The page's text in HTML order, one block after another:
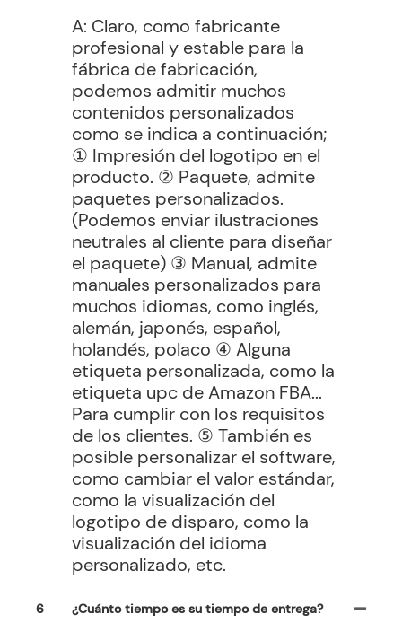
A: Claro, como fabricante
profesional y estable para la
fábrica de fabricación,
podemos admitir muchos
contenidos personalizados
como se indica a continuación;
① Impresión del logotipo en el
producto. ② Paquete, admite
paquetes personalizados.
(Podemos enviar ilustraciones
neutrales al cliente para diseñar
el paquete) ③ Manual, admite
manuales personalizados para
muchos idiomas, como inglés,
alemán, japonés, español,
holandés, polaco ④ Alguna
etiqueta personalizada, como la
etiqueta upc de Amazon FBA...
Para cumplir con los requisitos
de los clientes. ⑤ También es
posible personalizar el software,
como cambiar el valor estándar,
como la visualización del
logotipo de disparo, como la
visualización del idioma
personalizado, etc.
6 ¿Cuánto tiempo es su tiempo de entrega?